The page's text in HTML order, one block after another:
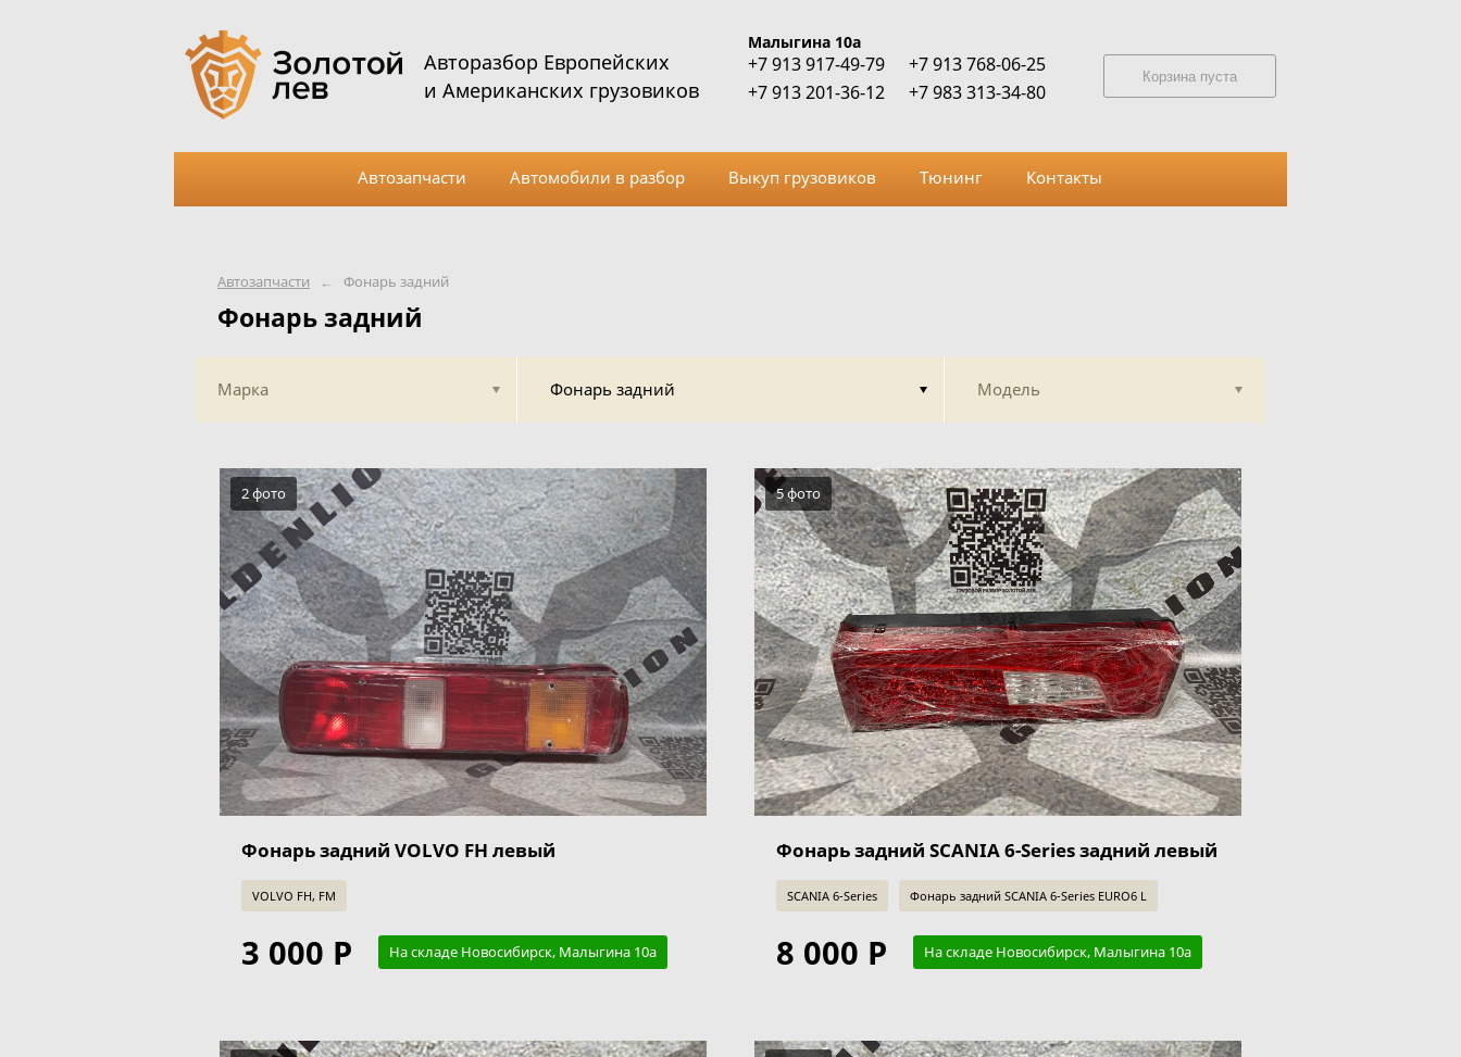
Автозапчасти ← Фонарь задний
Фонарь задний
Марка Фонарь задний Модель
2 фото
Фонарь задний VOLVO FH левый
VOLVO FH, FM
3 000 Р На складе Новосибирск, Малыгина 10а
5 фото
Фонарь задний SCANIA 6-Series задний левый
SCANIA 6-Series Фонарь задний SCANIA 6-Series EURO6 L
8 000 Р На складе Новосибирск, Малыгина 10а
Авторазбор Европейских
и Американских грузовиков
Малыгина 10а
+7 913 917-49-79
+7 913 201-36-12
+7 913 768-06-25
+7 983 313-34-80
Корзина пуста
Автозапчасти Автомобили в разбор Выкуп грузовиков Тюнинг Контакты